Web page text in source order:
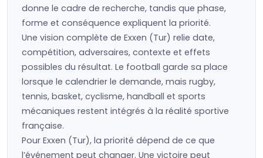
donne le cadre de recherche, tandis que phase,
forme et conséquence expliquent la priorité.
Une vision complète de Exxen (Tur) relie date,
compétition, adversaires, contexte et effets
possibles du résultat. Le football garde sa place
lorsque le calendrier le demande, mais rugby,
tennis, basket, cyclisme, handball et sports
mécaniques restent intégrés à la réalité sportive
française.
Pour Exxen (Tur), la priorité dépend de ce que
l’événement peut changer. Une victoire peut